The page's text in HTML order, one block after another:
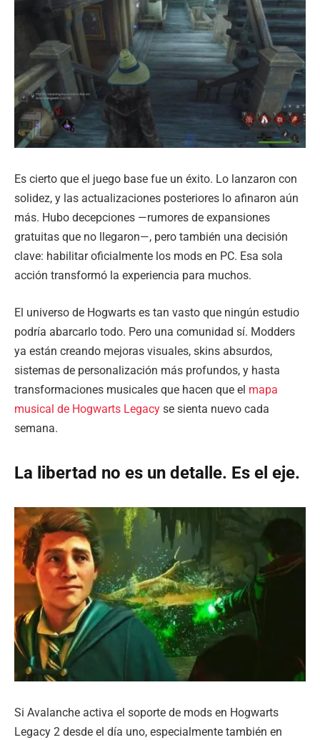
Es cierto que el juego base fue un éxito. Lo lanzaron con
solidez, y las actualizaciones posteriores lo afinaron aún
más. Hubo decepciones —rumores de expansiones
gratuitas que no llegaron—, pero también una decisión
clave: habilitar oficialmente los mods en PC. Esa sola
acción transformó la experiencia para muchos.
El universo de Hogwarts es tan vasto que ningún estudio
podría abarcarlo todo. Pero una comunidad sí. Modders
ya están creando mejoras visuales, skins absurdos,
sistemas de personalización más profundos, y hasta
transformaciones musicales que hacen que el mapa
musical de Hogwarts Legacy se sienta nuevo cada
semana.
La libertad no es un detalle. Es el eje.
Si Avalanche activa el soporte de mods en Hogwarts
Legacy 2 desde el día uno, especialmente también en